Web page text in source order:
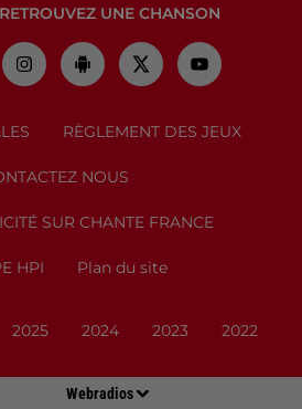
Webradios
RETROUVEZ UNE CHANSON
RÈGLEMENT DES JEUX
NOUS
SUR CHANTE FRANCE
HPI Plan du site
2025 2024 2023 2022